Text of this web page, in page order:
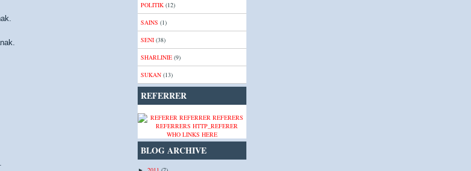
POLITIK (12)
SAINS (1)
SENI (38)
SHARLINIE (9)
SUKAN (13)
REFERRER
WHO LINKS HERE
BLOG ARCHIVE